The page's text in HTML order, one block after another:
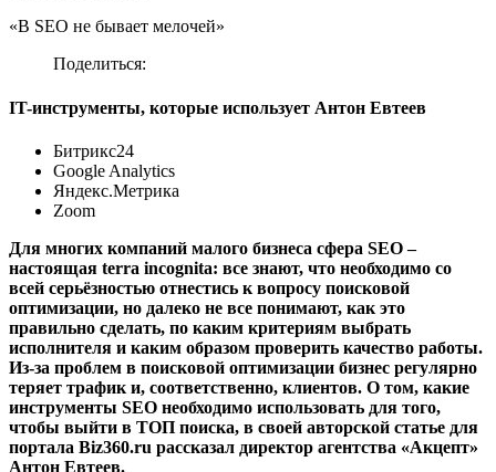
«В SEO не бывает мелочей»
Поделиться:
IT-инструменты, которые использует Антон Евтеев
Битрикс24
Google Analytics
Яндекс.Метрика
Zoom
Для многих компаний малого бизнеса сфера SEO –
настоящая terra incognita: все знают, что необходимо со
всей серьёзностью отнестись к вопросу поисковой
оптимизации, но далеко не все понимают, как это
правильно сделать, по каким критериям выбрать
исполнителя и каким образом проверить качество работы.
Из-за проблем в поисковой оптимизации бизнес регулярно
теряет трафик и, соответственно, клиентов. О том, какие
инструменты SEO необходимо использовать для того,
чтобы выйти в ТОП поиска, в своей авторской статье для
портала Biz360.ru рассказал директор агентства «Акцепт»
Антон Евтеев.